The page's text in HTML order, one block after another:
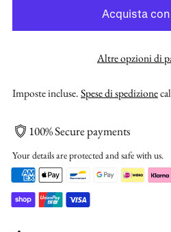
Altre opzioni di
Imposte incluse.Spese di spedizione
100% Secure payments
Your details are protected and safe with us.